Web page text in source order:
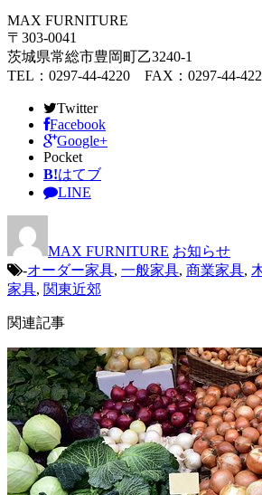
MAX FURNITURE
〒303-0041
茨城県常総市豊岡町乙3240-1
TEL：0297-44-4220 FAX：0297-44-
Twitter
Facebook
Google+
Pocket
B!はてブ
LINE
MAX FURNITURE お知らせ
-オーダー家具, 一般家具, 商業家具,
家具, 関東近郊
関連記事